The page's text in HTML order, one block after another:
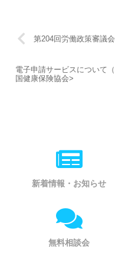
第204回労働政策審議
電子申請サービスについて
国健康保険協会>
新着情報・お知らせ
無料相談会